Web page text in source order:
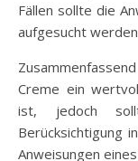
Fällen sollte die
aufgesucht
Creme ein
ist, jedoch
Berücksichtigung
Anweisungen